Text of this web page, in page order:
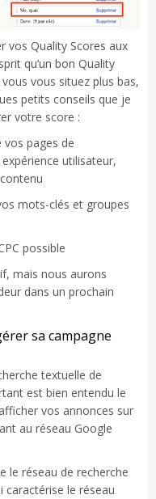
vos Quality Scores aux
qu’un bon Quality
vous situez plus bas,
petits conseils que je
votre score :
pages de
utilisateur,
mots-clés et groupes
possible
mais nous aurons
dans un prochain
sa campagne
textuelle de
est bien entendu le
vos annonces sur
au réseau Google
le réseau de recherche
caractérise le réseau